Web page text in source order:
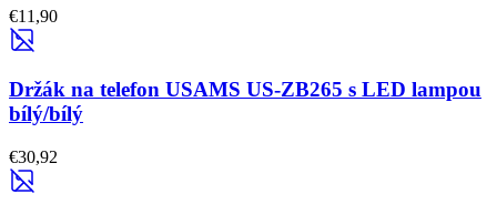
€11,90
Držák na telefon USAMS US-ZB265 s LED lampou
bílý/bílý
€30,92